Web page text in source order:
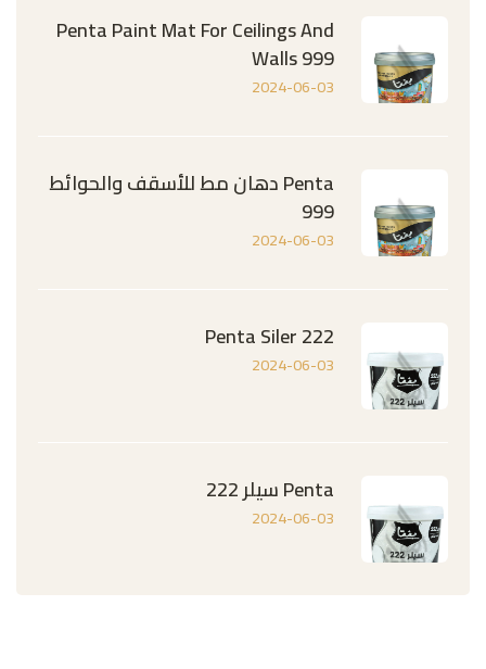
Penta Paint Mat For Ceilings And
Walls 999
2024-06-03
Penta دهان مط للأسقف والحوائط
999
2024-06-03
Penta Siler 222
2024-06-03
Penta سيلر 222
2024-06-03